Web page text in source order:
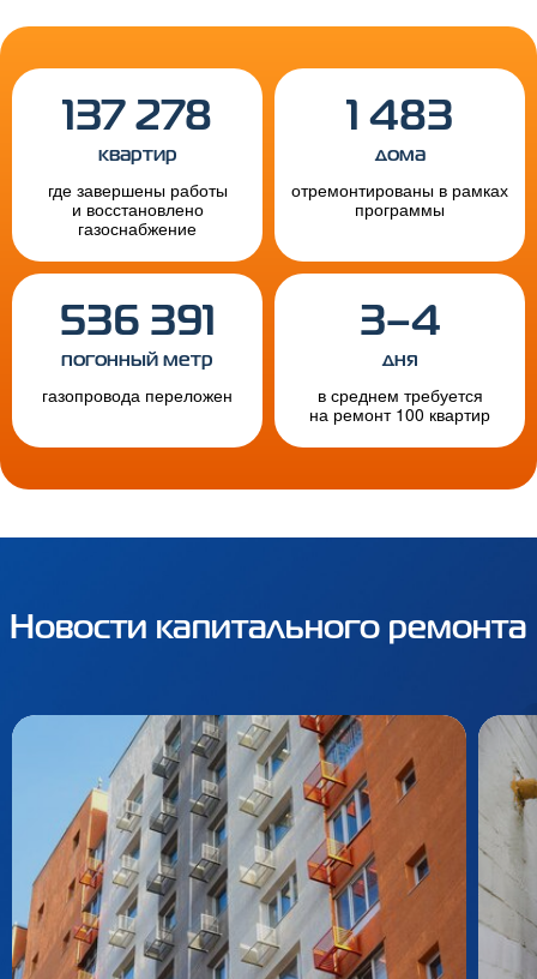
137 278
квартир
где завершены работы
и восстановлено
газоснабжение
1 483
дома
отремонтированы в рамках
программы
536 391
погонный метр
газопровода переложен
3–4
дня
в среднем требуется
на ремонт 100 квартир
Новости капитального ремонта